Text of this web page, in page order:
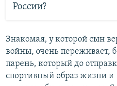
России?
Знакомая, у которой сын
войны, очень переживает,
парень, который до
спортивный образ жизни и